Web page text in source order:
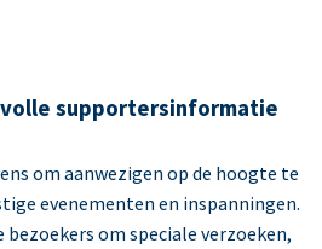
supportersinformatie
om aanwezigen op de hoogte te
evenementen en inspanningen.
om speciale verzoeken,